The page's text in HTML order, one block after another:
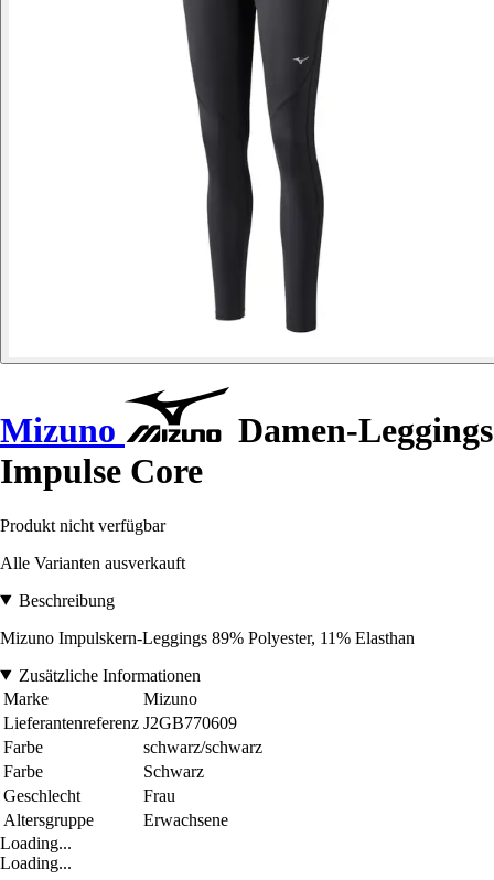
Mizuno
Damen-Leggings
Impulse Core
Produkt nicht verfügbar
Alle Varianten ausverkauft
Beschreibung
Mizuno Impulskern-Leggings 89% Polyester, 11% Elasthan
Zusätzliche Informationen
Marke
Mizuno
Lieferantenreferenz J2GB770609
Farbe
schwarz/schwarz
Farbe
Schwarz
Geschlecht
Frau
Altersgruppe
Erwachsene
Loading...
Loading...